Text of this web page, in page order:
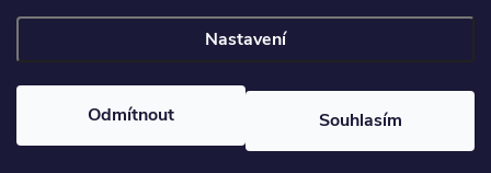
Nastavení
Odmítnout Souhlasím
cookies